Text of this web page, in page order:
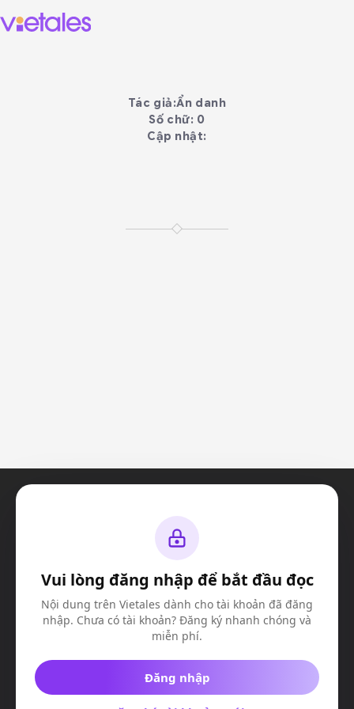
Tác giả:Ẩn danh
Số chữ: 0
Cập nhật:
Vui lòng đăng nhập để bắt đầu đọc
Nội dung trên Vietales dành cho tài khoản đã đăng
nhập. Chưa có tài khoản? Đăng ký nhanh chóng và
miễn phí.
Đăng nhập
© Vietales 2023. All Rights Reserved
Công ty TNHH truyền thông và giải trí VIE-X
MSDN:​ 0317508603
Địa chỉ:Căn K4, Nhà số 9, Đường D13, Khu Valora Fuji, Phường Phước
Long B